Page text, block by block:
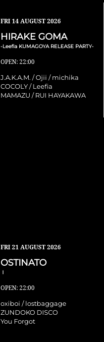
FRI14 AUGUST 2026
HIRAKE GOMA
-Leefia KUMAGOYA RELEASE PARTY-
OPEN: 22:00
J.A.K.A.M. / Ojii / michika
COCOLY / Leefia
MAMAZU / RUI HAYAKAWA
FRI21 AUGUST 2026
OSTINATO
Ⅰ
OPEN: 22:00
oxiboi / lostbaggage
ZUNDOKO DISCO
You Forgot